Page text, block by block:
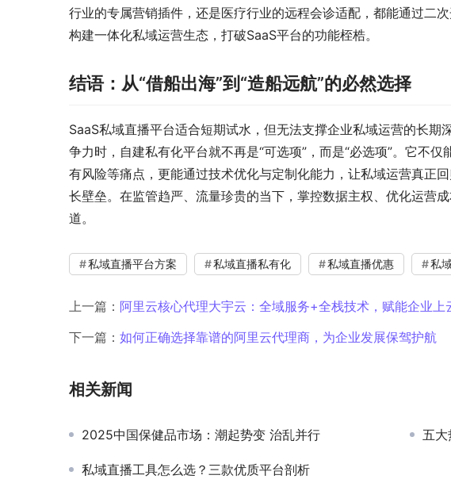
行业的专属营销插件，还是医疗行业的远程会诊适配，都能通过二
构建一体化私域运营生态，打破SaaS平台的功能桎梏。
结语：从“借船出海”到“造船远航”的必然选择
SaaS私域直播平台适合短期试水，但无法支撑企业私域运营的长
争力时，自建私有化平台就不再是“可选项”，而是“必选项”。它不
有风险等痛点，更能通过技术优化与定制化能力，让私域运营真正
长壁垒。在监管趋严、流量珍贵的当下，掌控数据主权、优化运营
道。
私域直播平台方案 私域直播私有化 私域直播优惠 私
上一篇： 阿里云核心代理大宇云：全域服务+全栈技术，赋能企业上
下一篇： 如何正确选择靠谱的阿里云代理商，为企业发展保驾护航
相关新闻
2025中国保健品市场：潮起势变 治乱并行 五大
私域直播工具怎么选？三款优质平台剖析